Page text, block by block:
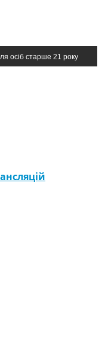
осіб старше 21 року